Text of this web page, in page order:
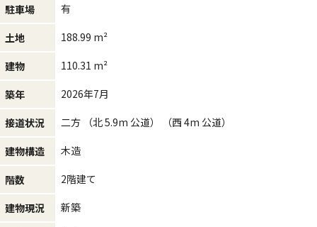
駐車場 有
土地 188.99 m²
建物 110.31 m²
築年 2026年7月
接道状況 二方 （北 5.9m 公道） （西 4m 公道）
建物構造 木造
階数 2階建て
建物現況 新築